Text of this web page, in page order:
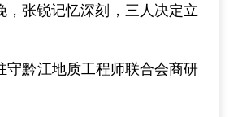
，张锐记忆深刻，三人决定立
守黔江地质工程师联合会商研